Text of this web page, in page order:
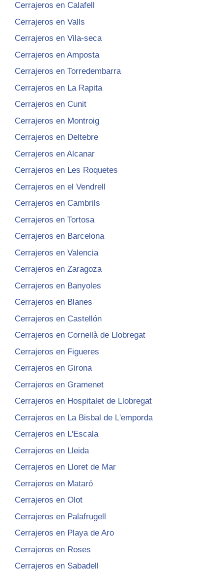
Cerrajeros en Calafell
Cerrajeros en Valls
Cerrajeros en Vila-seca
Cerrajeros en Amposta
Cerrajeros en Torredembarra
Cerrajeros en La Rapita
Cerrajeros en Cunit
Cerrajeros en Montroig
Cerrajeros en Deltebre
Cerrajeros en Alcanar
Cerrajeros en Les Roquetes
Cerrajeros en el Vendrell
Cerrajeros en Cambrils
Cerrajeros en Tortosa
Cerrajeros en Barcelona
Cerrajeros en Valencia
Cerrajeros en Zaragoza
Cerrajeros en Banyoles
Cerrajeros en Blanes
Cerrajeros en Castellón
Cerrajeros en Cornellà de Llobregat
Cerrajeros en Figueres
Cerrajeros en Girona
Cerrajeros en Gramenet
Cerrajeros en Hospitalet de Llobregat
Cerrajeros en La Bisbal de L'emporda
Cerrajeros en L'Escala
Cerrajeros en Lleida
Cerrajeros en Lloret de Mar
Cerrajeros en Mataró
Cerrajeros en Olot
Cerrajeros en Palafrugell
Cerrajeros en Playa de Aro
Cerrajeros en Roses
Cerrajeros en Sabadell